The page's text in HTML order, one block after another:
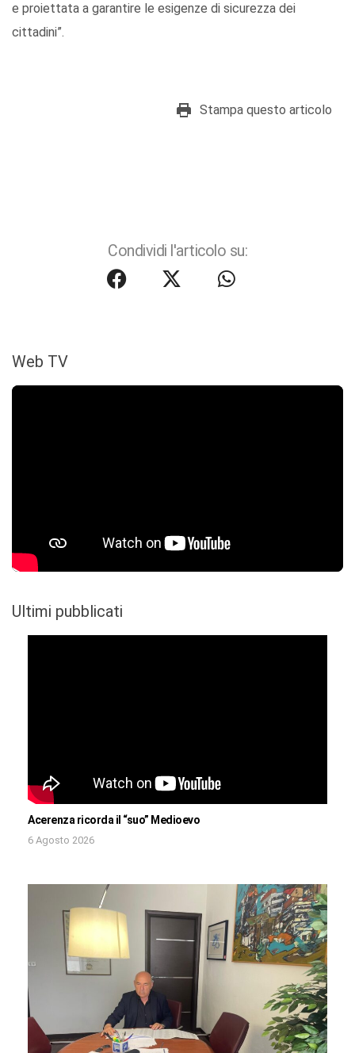
e proiettata a garantire le esigenze di sicurezza dei
cittadini”.
Stampa questo articolo
Condividi l'articolo su:
Web TV
Ultimi pubblicati
Acerenza ricorda il “suo” Medioevo
6 Agosto 2026